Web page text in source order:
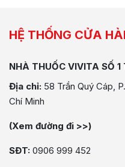
HỆ THỐNG CỬA
NHÀ THUỐC VIVITA SỐ 1
Địa chỉ: 58 Trần Quý Cáp,
Chí Minh
(Xem đường đi >>)
SĐT: 0906 999 452